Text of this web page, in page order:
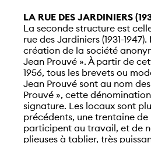
LA RUE DES JARDINIERS
La seconde structure est
rue des Jardiniers (1931-1947).
création de la société
Jean Prouvé ». À partir de
1956, tous les brevets ou
Jean Prouvé sont au nom
Prouvé », cette
signature. Les locaux sont
précédents, une trentaine de
participent au travail, et de
plieuses à tablier, très